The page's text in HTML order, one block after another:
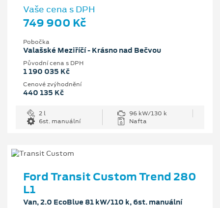
Vaše cena s DPH
749 900 Kč
Pobočka
Valašské Meziříčí - Krásno nad Bečvou
Původní cena s DPH
1 190 035 Kč
Cenové zvýhodnění
440 135 Kč
2 l
96 kW/130 k
6st. manuální
Nafta
Ford Transit Custom Trend 280
L1
Van, 2.0 EcoBlue 81 kW/110 k, 6st. manuální